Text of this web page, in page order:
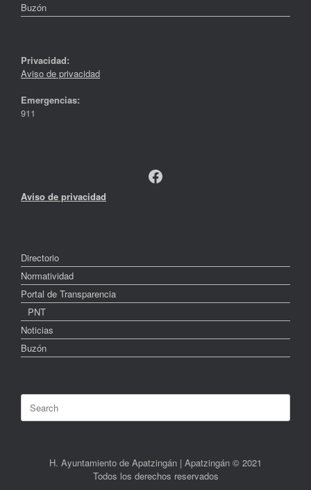
Buzón
Privacidad:
Aviso de privacidad
Emergencias:
911
Facebook
Aviso de privacidad
Directorio
Normatividad
Portal de Transparencia
PNT
Noticias
Buzón
for:
H. Ayuntamiento de Apatzingán | Apatzingán © 2021
Todos los derechos reservados